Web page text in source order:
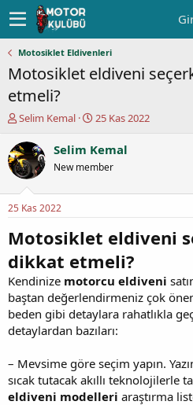
Motosiklet Eldivenleri
Motosiklet eldiveni
etmeli?
K
n
u
y
b
a
ş
l
a
t
a
n
Selim Kemal
B
ş
a
ç
t
a
r
i
h
i
25 Kas 2022
Selim Kemal
New member
25 Kas 2022
Motosiklet eldiveni
dikkat etmeli?
Kendinize motorcu eldiveni
baştan değerlendirmeniz çok
beden gibi detaylara rahatlıkla
detaylardan bazıları:
– Mevsime göre seçim yapın.
sıcak tutacak akıllı teknolojilerle
eldiveni modelleri araştırma